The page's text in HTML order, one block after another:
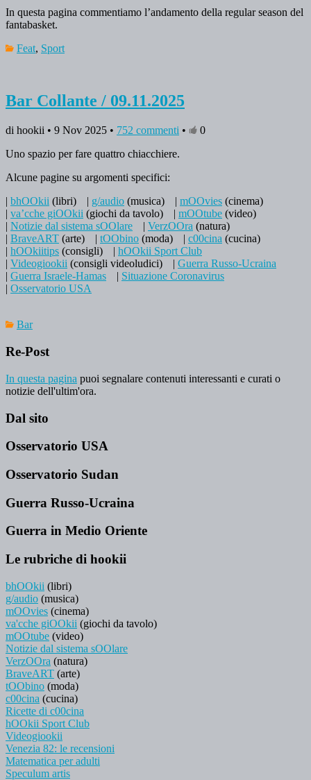
In questa pagina commentiamo l’andamento della regular season del
fantabasket.
Feat, Sport
Bar Collante / 09.11.2025
di hookii • 9 Nov 2025 • 752 commenti •
0
Uno spazio per fare quattro chiacchiere.
Alcune pagine su argomenti specifici:
| bhOOkii (libri) | g/audio (musica) | mOOvies (cinema)
| va’cche giOOkii (giochi da tavolo) | mOOtube (video)
| Notizie dal sistema sOOlare | VerzOOra (natura)
| BraveART (arte) | tOObino (moda) | c00cina (cucina)
| hOOkiitips (consigli) | hOOkii Sport Club
| Videogiookii (consigli videoludici) | Guerra Russo-Ucraina
| Guerra Israele-Hamas | Situazione Coronavirus
| Osservatorio USA
Bar
Re-Post
In questa pagina puoi segnalare contenuti interessanti e curati o
notizie dell'ultim'ora.
Dal sito
Osservatorio USA
Osservatorio Sudan
Guerra Russo-Ucraina
Guerra in Medio Oriente
Le rubriche di hookii
bhOOkii (libri)
g/audio (musica)
mOOvies (cinema)
va'cche giOOkii (giochi da tavolo)
mOOtube (video)
Notizie dal sistema sOOlare
VerzOOra (natura)
BraveART (arte)
tOObino (moda)
c00cina (cucina)
Ricette di c00cina
hOOkii Sport Club
Videogiookii
Venezia 82: le recensioni
Matematica per adulti
Speculum artis